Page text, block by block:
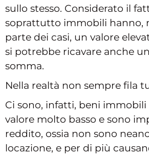
sullo stesso. Considerato il
soprattutto immobili hanno,
parte dei casi, un valore
si potrebbe ricavare anche
somma.
Nella realtà non sempre fila
Ci sono, infatti, beni
valore molto basso e sono
reddito, ossia non sono
locazione, e per di più